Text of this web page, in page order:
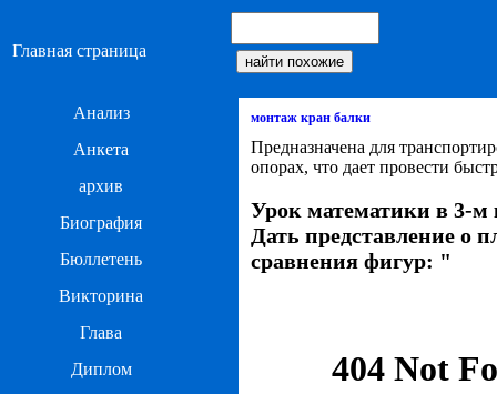
Главная страница
Анализ
Анкета
архив
Биография
Бюллетень
Викторина
Глава
Диплом
монтаж кран балки
Предназначена для
опорах, что дает провести
Урок математики в 3-
Дать представление о
сравнения фигур: "